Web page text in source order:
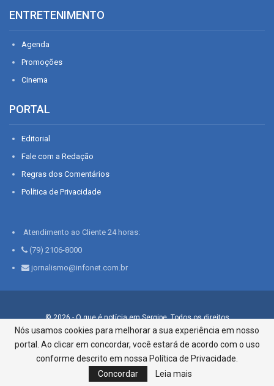
ENTRETENIMENTO
Agenda
Promoções
Cinema
PORTAL
Editorial
Fale com a Redação
Regras dos Comentários
Política de Privacidade
Atendimento ao Cliente 24 horas:
(79) 2106-8000
jornalismo@infonet.com.br
© 2026 - O que é notícia em Sergipe. Todos os direitos
reservados.
Infonet - Rua Monsenhor Silveira 276, Bairro São José |
Aracaju-SE, CEP 49015-030, Fone: 79.2106.8000 - CI Centro de
Informações LTDA
Nós usamos cookies para melhorar a sua experiência em nosso
portal. Ao clicar em concordar, você estará de acordo com o uso
conforme descrito em nossa Política de Privacidade.
Concordar
Leia mais